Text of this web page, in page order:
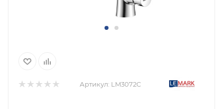
Артикул: LM3072C